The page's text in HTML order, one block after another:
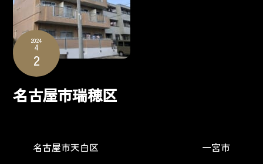
2024
4
2
名古屋市瑞穂区
名古屋市天白区 一宮市